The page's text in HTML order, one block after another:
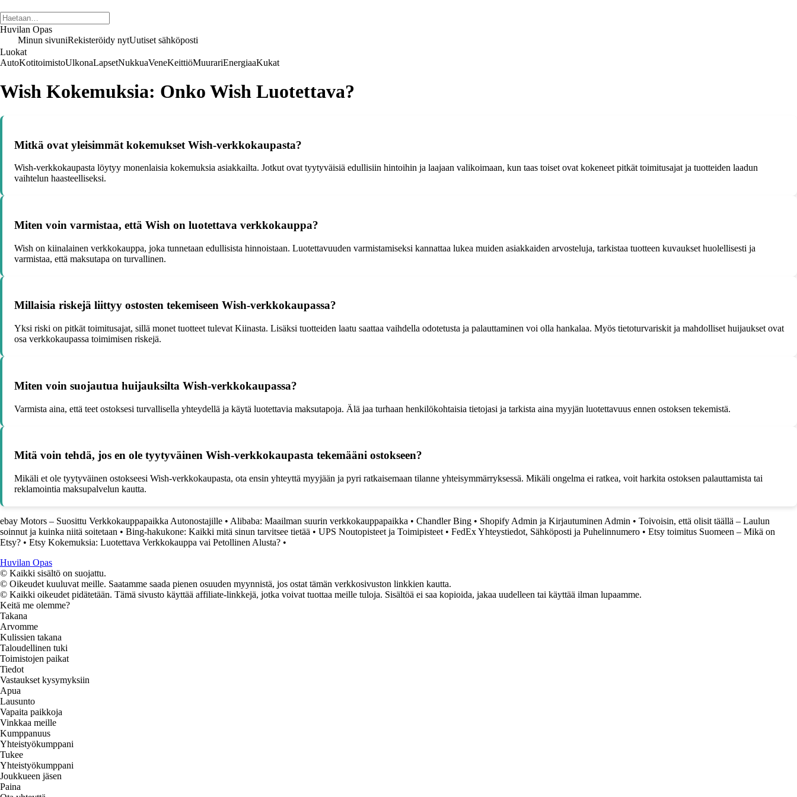
Huvilan Opas
Minun sivuniRekisteröidy nytUutiset sähköposti
Luokat
AutoKotitoimistoUlkonaLapsetNukkuaVeneKeittiöMuurariEnergiaaKukat
Wish Kokemuksia: Onko Wish Luotettava?
Mitkä ovat yleisimmät kokemukset Wish-verkkokaupasta?
Wish-verkkokaupasta löytyy monenlaisia kokemuksia asiakkailta. Jotkut ovat tyytyväisiä edullisiin hintoihin ja laajaan valikoimaan, kun taas toiset ovat kokeneet pitkät toimitusajat ja tuotteiden laadun
vaihtelun haasteelliseksi.
Miten voin varmistaa, että Wish on luotettava verkkokauppa?
Wish on kiinalainen verkkokauppa, joka tunnetaan edullisista hinnoistaan. Luotettavuuden varmistamiseksi kannattaa lukea muiden asiakkaiden arvosteluja, tarkistaa tuotteen kuvaukset huolellisesti ja
varmistaa, että maksutapa on turvallinen.
Millaisia riskejä liittyy ostosten tekemiseen Wish-verkkokaupassa?
Yksi riski on pitkät toimitusajat, sillä monet tuotteet tulevat Kiinasta. Lisäksi tuotteiden laatu saattaa vaihdella odotetusta ja palauttaminen voi olla hankalaa. Myös tietoturvariskit ja mahdolliset huijaukset ovat
osa verkkokaupassa toimimisen riskejä.
Miten voin suojautua huijauksilta Wish-verkkokaupassa?
Varmista aina, että teet ostoksesi turvallisella yhteydellä ja käytä luotettavia maksutapoja. Älä jaa turhaan henkilökohtaisia tietojasi ja tarkista aina myyjän luotettavuus ennen ostoksen tekemistä.
Mitä voin tehdä, jos en ole tyytyväinen Wish-verkkokaupasta tekemääni ostokseen?
Mikäli et ole tyytyväinen ostokseesi Wish-verkkokaupasta, ota ensin yhteyttä myyjään ja pyri ratkaisemaan tilanne yhteisymmärryksessä. Mikäli ongelma ei ratkea, voit harkita ostoksen palauttamista tai
reklamointia maksupalvelun kautta.
ebay Motors – Suosittu Verkkokauppapaikka Autonostajille • Alibaba: Maailman suurin verkkokauppapaikka • Chandler Bing • Shopify Admin ja Kirjautuminen Admin • Toivoisin, että olisit täällä – Laulun
soinnut ja kuinka niitä soitetaan • Bing-hakukone: Kaikki mitä sinun tarvitsee tietää • UPS Noutopisteet ja Toimipisteet • FedEx Yhteystiedot, Sähköposti ja Puhelinnumero • Etsy toimitus Suomeen – Mikä on
Etsy? • Etsy Kokemuksia: Luotettava Verkkokauppa vai Petollinen Alusta? •
Huvilan Opas
© Kaikki sisältö on suojattu.
© Oikeudet kuuluvat meille. Saatamme saada pienen osuuden myynnistä, jos ostat tämän verkkosivuston linkkien kautta.
© Kaikki oikeudet pidätetään. Tämä sivusto käyttää affiliate-linkkejä, jotka voivat tuottaa meille tuloja. Sisältöä ei saa kopioida, jakaa uudelleen tai käyttää ilman lupaamme.
Keitä me olemme?
Takana
Arvomme
Kulissien takana
Taloudellinen tuki
Toimistojen paikat
Tiedot
Vastaukset kysymyksiin
Apua
Lausunto
Vapaita paikkoja
Vinkkaa meille
Kumppanuus
Yhteistyökumppani
Tukee
Yhteistyökumppani
Joukkueen jäsen
Paina